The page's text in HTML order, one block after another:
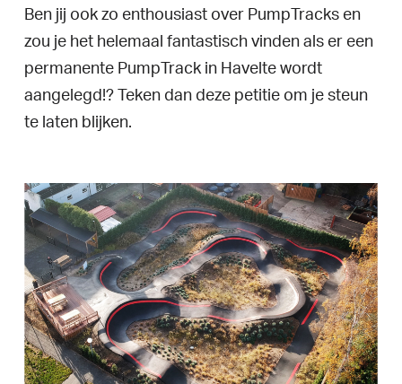
Ben jij ook zo enthousiast over PumpTracks en
zou je het helemaal fantastisch vinden als er een
permanente PumpTrack in Havelte wordt
aangelegd!? Teken dan deze petitie om je steun
te laten blijken.